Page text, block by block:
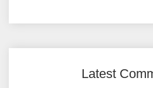
Latest